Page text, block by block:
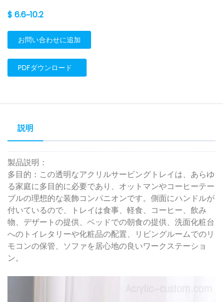
$ 6.6~10.2
お問い合わせに追加
PDFダウンロード
説明
製品説明：
多目的：この透明なアクリルサービングトレイは、あらゆ
る家庭に多目的に必要であり、オットマンやコーヒーテー
ブルの理想的な装飾コンパニオンです。側面にハンドルが
付いているので、トレイは食事、軽食、コーヒー、飲み
物、デザートの提供、ベッドでの朝食の提供、洗面化粧台
へのトイレタリーや化粧品の配置、リビングルームでのリ
モコンの保管、ソファを居心地の良いワークステーショ
ン。